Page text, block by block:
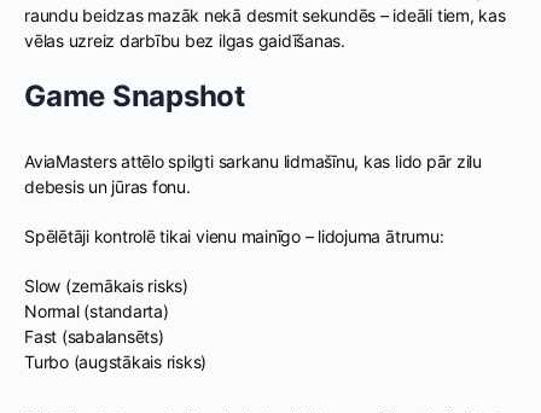
raundu beidzas mazāk nekā desmit sekundēs – ideāli tiem, kas
vēlas uzreiz darbību bez ilgas gaidīšanas.
Game Snapshot
AviaMasters attēlo spilgti sarkanu lidmašīnu, kas lido pār zilu
debesis un jūras fonu.
Spēlētāji kontrolē tikai vienu mainīgo – lidojuma ātrumu:
Slow (zemākais risks)
Normal (standarta)
Fast (sabalansēts)
Turbo (augstākais risks)